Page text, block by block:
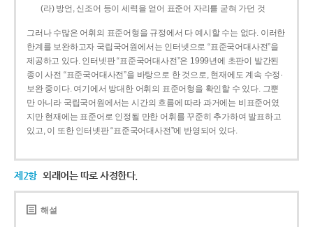
(라) 방언, 신조어 등이 세력을 얻어 표준어 자리를 굳혀 가던 것
그러나 수많은 어휘의 표준어형을 규정에서 다 예시할 수는 없다. 이러한
한계를 보완하고자 국립국어원에서는 인터넷으로 “표준국어대사전”을
제공하고 있다. 인터넷판 “표준국어대사전”은 1999년에 초판이 발간된
종이 사전 “표준국어대사전”을 바탕으로 한 것으로, 현재에도 계속 수정·
보완 중이다. 여기에서 방대한 어휘의 표준어형을 확인할 수 있다. 그뿐
만 아니라 국립국어원에서는 시간의 흐름에 따라 과거에는 비표준어였
지만 현재에는 표준어로 인정될 만한 어휘를 꾸준히 추가하여 발표하고
있고, 이 또한 인터넷판 “표준국어대사전”에 반영되어 있다.
제2항 외래어는 따로 사정한다.
해설